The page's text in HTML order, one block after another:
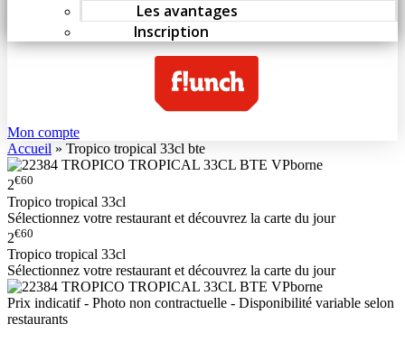
Les avantages
Inscription
Mon compte
Accueil » Tropico tropical 33cl bte
2€60
Tropico tropical 33cl
Sélectionnez votre restaurant et découvrez la carte du jour
2€60
Tropico tropical 33cl
Sélectionnez votre restaurant et découvrez la carte du jour
Prix indicatif - Photo non contractuelle - Disponibilité variable selon
restaurants